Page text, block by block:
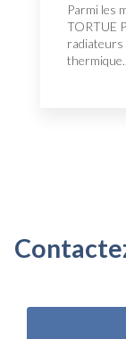
Parmi les
TORTUE